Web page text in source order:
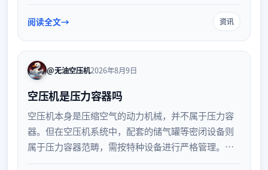
的压缩空气供应，直接关系到机组的自动化控制与日
常维护效率，是火力发电生产中不可或缺的动力源
泉。
阅读全文 资讯
@无油空压机2026年8月9日
空压机是压力容器吗
空压机本身是压缩空气的动力机械，并不属于压力容
器。但在空压机系统中，配套的储气罐等密闭设备则
属于压力容器范畴，需按特种设备进行严格管理。本